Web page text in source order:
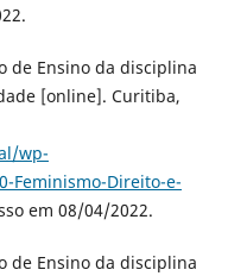
de Ensino da disciplina
[online]. Curitiba,
wp-
Feminismo-Direito-e-
em 08/04/2022.
de Ensino da disciplina